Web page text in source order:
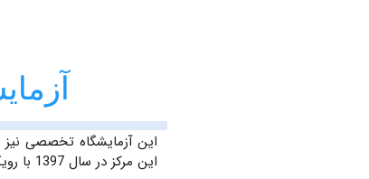
این آزمایشگاه تخصصی
این مرکز در سال 1397 با رویکرد خدمت به بیماران این استان تاسیس شده است.